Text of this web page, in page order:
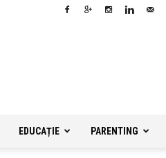
EDUCAȚIE PARENTING